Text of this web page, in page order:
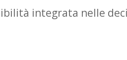
integrata nelle